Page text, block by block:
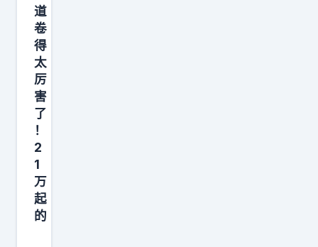
日
常
城
市
通
勤
居
多
，
看
重
，
大
五
座
好
开
好
停
，
适
合
小
道
卷
得
太
厉
害
了
！
2
1
万
起
的